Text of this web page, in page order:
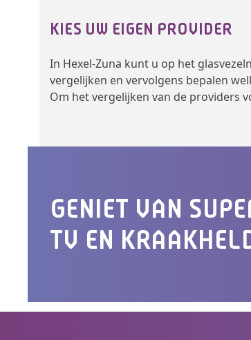
KIES UW EIGEN PROVIDER
In Hexel-Zuna kunt u op het
vergelijken en vervolgens bepalen
Om het vergelijken van de providers
GENIET VAN
TV EN